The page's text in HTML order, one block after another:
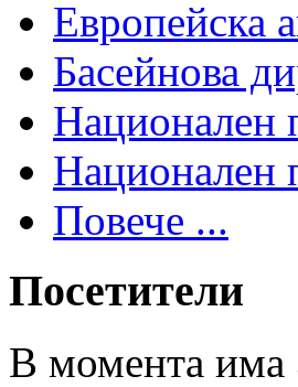
Европейска
Басейнова
Национален
Национален
Повече ...
Посетители
В момента има